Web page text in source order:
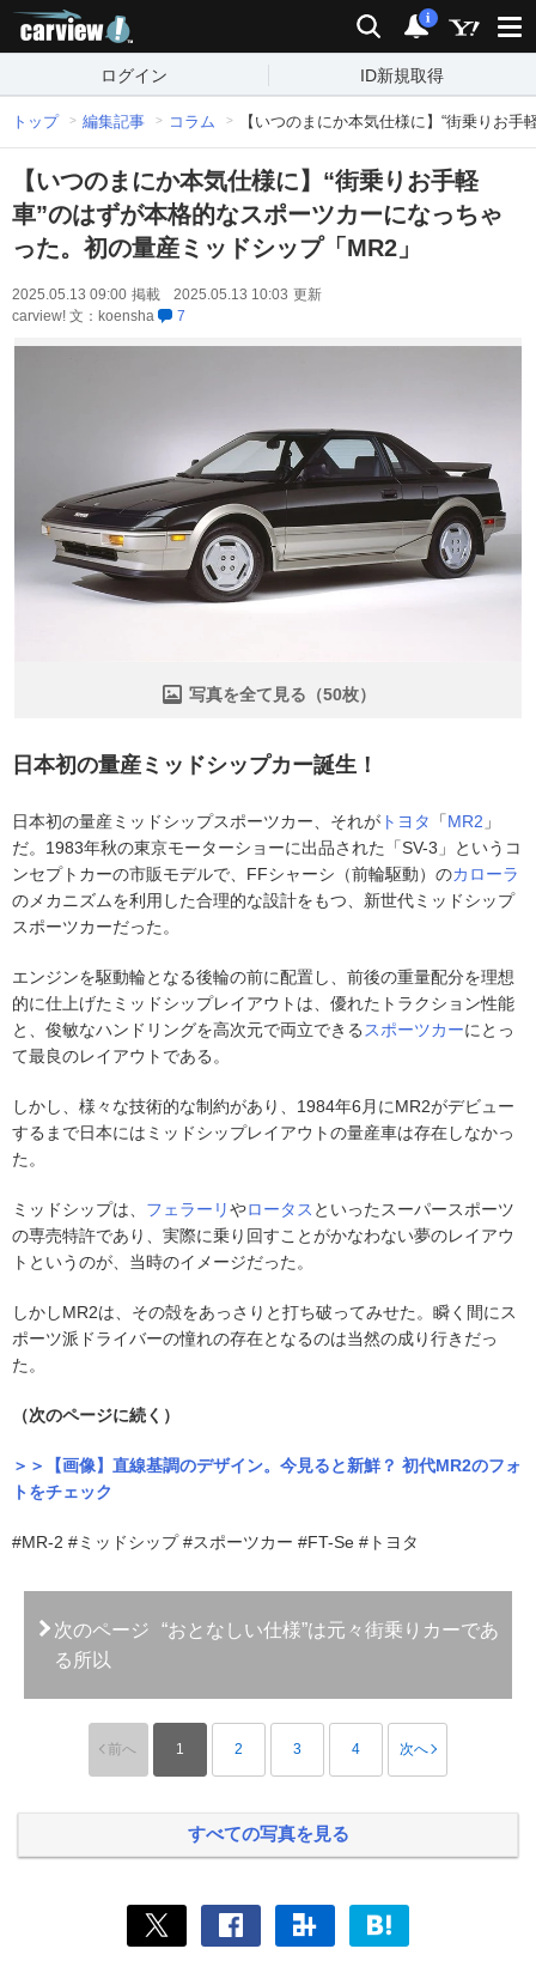
検索 通知
i
ログイン ID新規取得
トップ 編集記事 コラム 【いつのまにか本気仕様に】“街乗りお
【いつのまにか本気仕様に】“街乗りお手軽
車”のはずが本格的なスポーツカーになっちゃ
った。初の量産ミッドシップ「MR2」
2025.05.13 09:00 掲載 2025.05.13 10:03 更新
carview! 文：koensha
7
写真を全て見る（50枚）
日本初の量産ミッドシップカー誕生！
日本初の量産ミッドシップスポーツカー、それが トヨタ 「MR2 」
だ。1983年秋の東京モーターショーに出品された「SV-3」というコ
ンセプトカーの市販モデルで、FFシャーシ（前輪駆動）のカローラ
のメカニズムを利用した合理的な設計をもつ、新世代ミッドシップ
スポーツカーだった。
エンジンを駆動輪となる後輪の前に配置し、前後の重量配分を理想
的に仕上げたミッドシップレイアウトは、優れたトラクション性能
と、俊敏なハンドリングを高次元で両立できる スポーツカーにとっ
て最良のレイアウトである。
しかし、様々な技術的な制約があり、1984年6月にMR2がデビュー
するまで日本にはミッドシップレイアウトの量産車は存在しなかっ
た。
ミッドシップは、 フェラーリやロータス といったスーパースポーツ
の専売特許であり、実際に乗り回すことがかなわない夢のレイアウ
トというのが、当時のイメージだった。
しかしMR2は、その殻をあっさりと打ち破ってみせた。瞬く間にス
ポーツ派ドライバーの憧れの存在となるのは当然の成り行きだっ
た。
（次のページに続く）
＞＞【画像】直線基調のデザイン。今見ると新鮮？ 初代MR2のフォ
トをチェック
#MR-2 #ミッドシップ #スポーツカー #FT-Se #トヨタ
次のページ
“おとなしい仕様”は元々街乗りカーであ
る所以
前へ 1 2 3 4 次へ
すべての写真を見る